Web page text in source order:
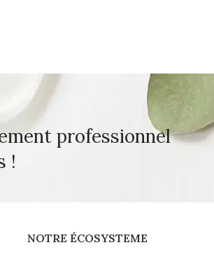
professionnel
!
NOTRE ÉCOSYSTEME